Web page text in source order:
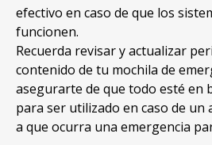
efectivo en caso de que los
funcionen.
Recuerda revisar y actualizar
contenido de tu mochila de
asegurarte de que todo esté en
para ser utilizado en caso de un
a que ocurra una emergencia